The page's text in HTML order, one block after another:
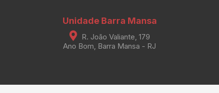
Unidade Barra Mansa
R. João Valiante, 179
Ano Bom, Barra Mansa - RJ